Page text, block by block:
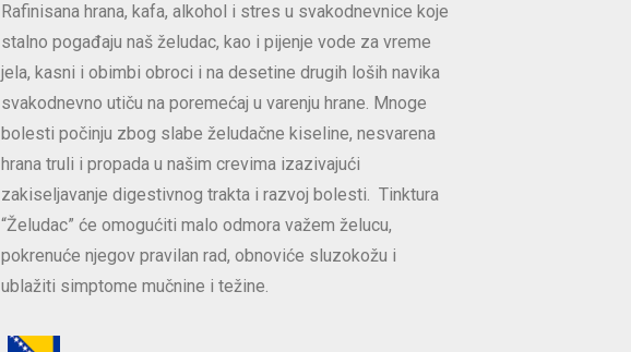
Rafinisana hrana, kafa, alkohol i stres u svakodnevnice koje
stalno pogađaju naš želudac, kao i pijenje vode za vreme
jela, kasni i obimbi obroci i na desetine drugih loših navika
svakodnevno utiču na poremećaj u varenju hrane. Mnoge
bolesti počinju zbog slabe želudačne kiseline, nesvarena
hrana truli i propada u našim crevima izazivajući
zakiseljavanje digestivnog trakta i razvoj bolesti. Tinktura
“Želudac” će omogućiti malo odmora važem želucu,
pokrenuće njegov pravilan rad, obnoviće sluzokožu i
ublažiti simptome mučnine i težine.